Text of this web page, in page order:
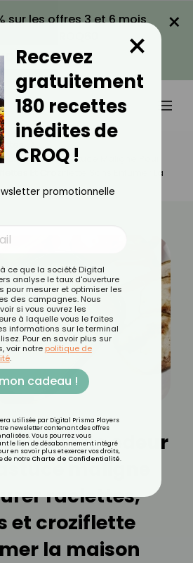
sur les offres 3 et 6 mois
LA PROMO
×
Tenace : L’astuce Maligne Pour
Et Croziflette Sans Enfumer La
sans odeur
maligne
raclettes,
et croziflette
la maison
Recevez
gratuitement
180 recettes
inédites de
CROQ !
×
promotionnelle
ce que la société Digital
analyse le taux d'ouverture
pour mesurer et optimiser les
des campagnes. Nous
si vous ouvrez les
à laquelle vous le faites
informations sur le terminal
Pour en savoir plus sur
voir notre politique de
.
cadeau !
utilisée par Digital Prisma Players
newsletter contenant des offres
Vous pourrez vous
le lien de désabonnement intégré
en savoir plus et exercer vos droits,
de notre Charte de Confidentialité.